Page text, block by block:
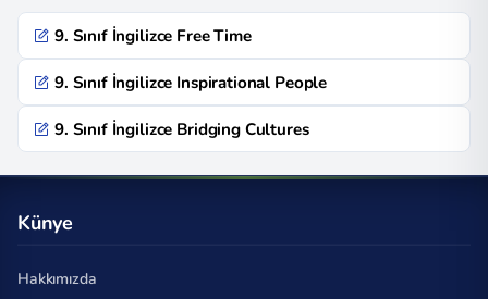
9. Sınıf İngilizce Free Time
9. Sınıf İngilizce Inspirational People
9. Sınıf İngilizce Bridging Cultures
Künye
Hakkımızda